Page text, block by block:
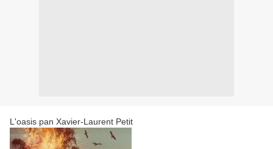
L'oasis pan Xavier-Laurent Petit